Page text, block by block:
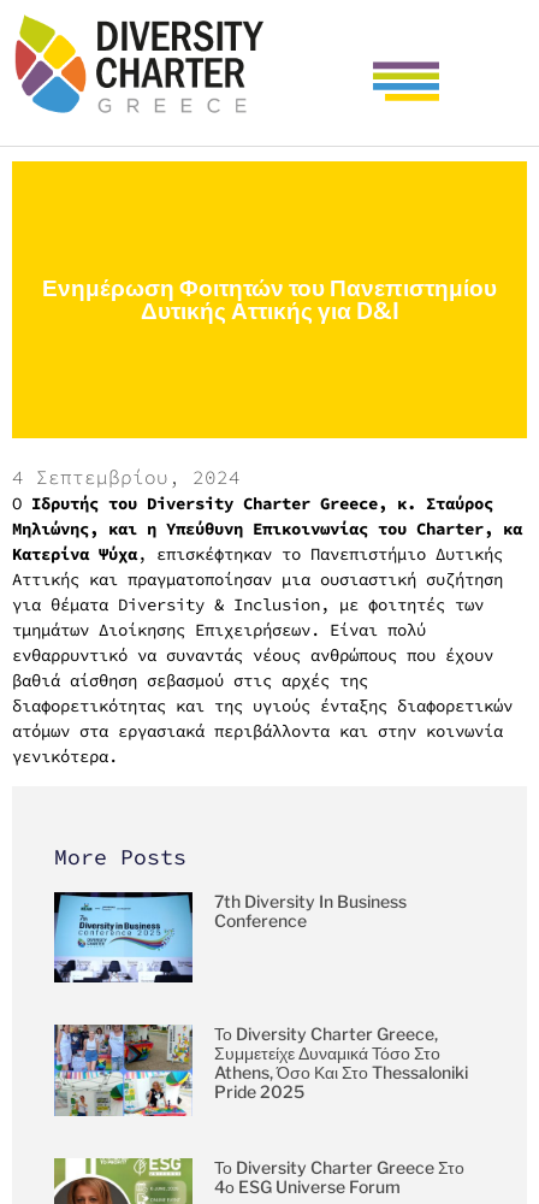
Ενημέρωση Φοιτητών του Πανεπιστημίου
Δυτικής Αττικής για D&I
4 Σεπτεμβρίου, 2024
Ο Ιδρυτής του Diversity Charter Greece, κ. Σταύρος
Μηλιώνης, και η Υπεύθυνη Επικοινωνίας του Charter, κα
Κατερίνα Ψύχα, επισκέφτηκαν το Πανεπιστήμιο Δυτικής
Αττικής και πραγματοποίησαν μια ουσιαστική συζήτηση
για θέματα Diversity & Inclusion, με φοιτητές των
τμημάτων Διοίκησης Επιχειρήσεων. Είναι πολύ
ενθαρρυντικό να συναντάς νέους ανθρώπους που έχουν
βαθιά αίσθηση σεβασμού στις αρχές της
διαφορετικότητας και της υγιούς ένταξης διαφορετικών
ατόμων στα εργασιακά περιβάλλοντα και στην κοινωνία
γενικότερα.
More Posts
7th Diversity In Business
Conference
Το Diversity Charter Greece,
Συμμετείχε Δυναμικά Τόσο Στο
Athens, Όσο Και Στο Thessaloniki
Pride 2025
Το Diversity Charter Greece Στο
4ο ESG Universe Forum